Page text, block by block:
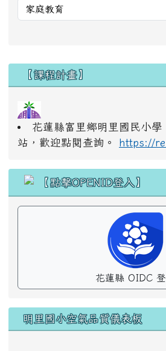
右邊區域內容
【課程計畫】
花蓮縣富里鄉明里國民小學
站，歡迎點閱查詢。
https://
花蓮縣 OIDC
明里國小空氣品質儀表板